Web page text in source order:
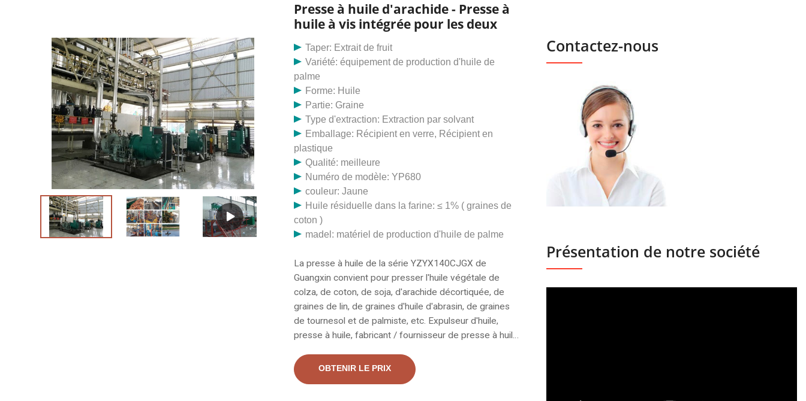
Presse à huile d'arachide - Presse à
huile à vis intégrée pour les deux
Taper: Extrait de fruit
Variété: équipement de production d'huile de
palme
Forme: Huile
Partie: Graine
Type d'extraction: Extraction par solvant
Emballage: Récipient en verre, Récipient en
plastique
Qualité: meilleure
Numéro de modèle: YP680
couleur: Jaune
Huile résiduelle dans la farine: ≤ 1% ( graines de
coton )
madel: matériel de production d'huile de palme
La presse à huile de la série YZYX140CJGX de
Guangxin convient pour presser l'huile végétale de
colza, de coton, de soja, d'arachide décortiquée, de
graines de lin, de graines d'huile d'abrasin, de graines
de tournesol et de palmiste, etc. Expulseur d'huile,
presse à huile, fabricant / fournisseur de presse à huile
froide d'arachide Expulseur d'huile de tournesol de
palmiste, ligne de production de granulés d'aliments
OBTENIR LE PRIX
Contactez-nous
Présentation de notre société